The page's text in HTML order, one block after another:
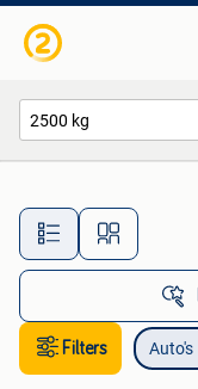
Filters Auto's